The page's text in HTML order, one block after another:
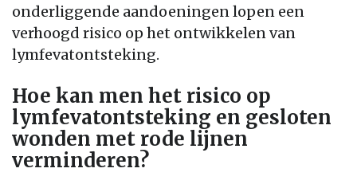
onderliggende aandoeningen lopen een
verhoogd risico op het ontwikkelen van
lymfevatontsteking.
Hoe kan men het risico op
lymfevatontsteking en gesloten
wonden met rode lijnen
verminderen?